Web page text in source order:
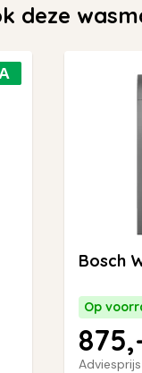
deze
A
Bosch
Op
Adviesprijs